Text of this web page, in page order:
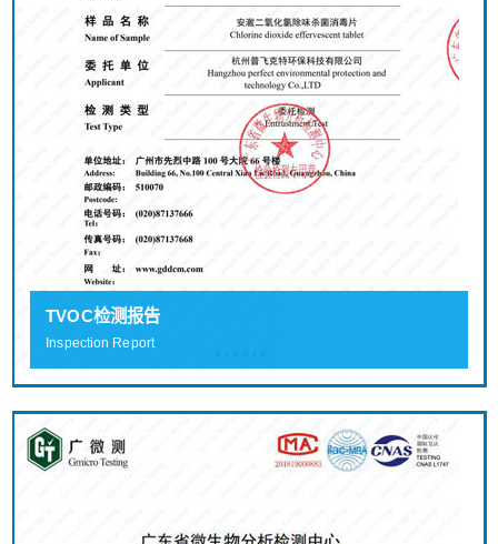
TVOC检测报告
Inspection Report